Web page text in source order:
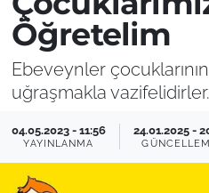
Öğretelim
Ebeveynler
uğraşmakla vazifelidirler.
04.05.2023 - 11:56
YAYINLANMA
24.01.2025 -